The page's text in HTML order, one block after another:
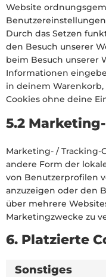
Website
Durch das Setzen
den Besuch unserer
beim Besuch unserer
Informationen
in deinem
Cookies ohne deine
5.2
Marketing- / Tracking-
andere Form der
von Benutzerprofilen
anzuzeigen oder den
über mehrere
Marketingzwecke zu
6. Platzierte
Sonstiges